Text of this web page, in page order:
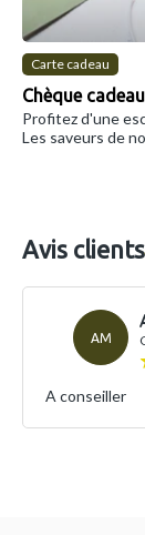
Carte cadeau
Chèque cadeau
Profitez d'une
Les saveurs de
Avis clients
AM
A conseiller